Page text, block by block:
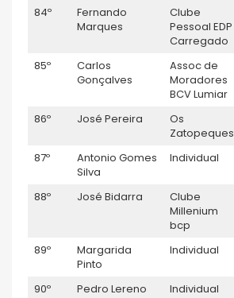
84º
Fernando
Marques
Clube
Pessoal EDP
Carregado
85º
Carlos
Gonçalves
Assoc de
Moradores
BCV Lumiar
86º José Pereira
Os
Zatopeques
87º
Antonio Gomes
Silva
Individual
88º José Bidarra
Clube
Millenium
bcp
89º
Margarida
Pinto
Individual
90º Pedro Lereno Individual